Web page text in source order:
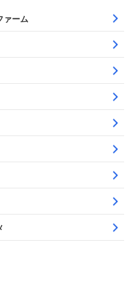
ァーム